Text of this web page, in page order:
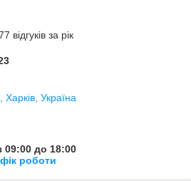
відгуків за рік
Україна
09:00 до 18:00
роботи